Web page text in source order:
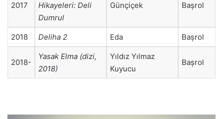
2017
Hikayeleri: Deli
Dumrul
Günçiçek Bașrol
2018 Deliha 2 Eda Bașrol
2018-
Yasak Elma (dizi,
2018)
Yıldız Yılmaz
Kuyucu
Bașrol